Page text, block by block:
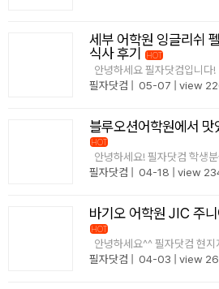
필리핀 연계연수
필자뉴스
세부 어학원 잉글리쉬
식사 후기
HOT
원분들이 필리핀으로 날아오셔서 잉글리시 펠라 어학원을 방
문하셨는데요! 필리핀현지 매니저들 뿐만 아니라, 한국의 상담
필자닷컴 05-07 view
블루오션어학원에서
HOT
서 어학연수 정보를 제공해 드리는 필자닷컴 매니저입니다!
제가 블루오션어학원에 직접 방문해서 점심 식사
필자닷컴 04-18 view
바기오 어학원 JIC 주
HOT
컴이 바기오에 위치한 JIC어학원 주니어 캠프의 식사
게 나오는지 확인하고 왔는데요 필자닷컴이 직접 먹어본
필자닷컴 04-03 view